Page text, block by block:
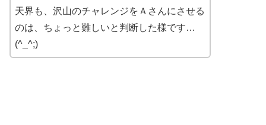
天界も、沢山のチャレンジをＡさんにさせる
のは、ちょっと難しいと判断した様です…
(^_^;)